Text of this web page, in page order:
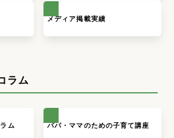
メディア掲載実績
ラム
ム パパ・ママのための子育て講座